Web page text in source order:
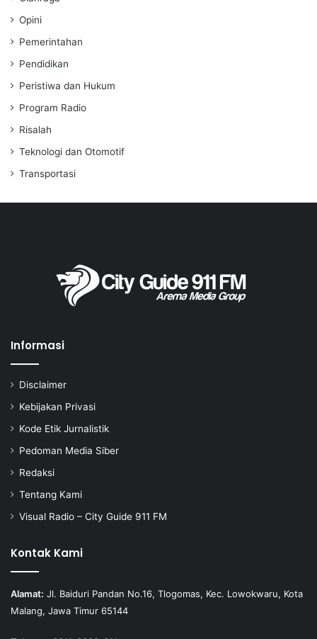
Opini
Pemerintahan
Pendidikan
Peristiwa dan Hukum
Program Radio
Risalah
Teknologi dan Otomotif
Transportasi
Informasi
Disclaimer
Kebijakan Privasi
Kode Etik Jurnalistik
Pedoman Media Siber
Redaksi
Tentang Kami
Visual Radio – City Guide 911 FM
Kontak Kami
Alamat: Jl. Baiduri Pandan No.16, Tlogomas, Kec. Lowokwaru, Kota
Malang, Jawa Timur 65144